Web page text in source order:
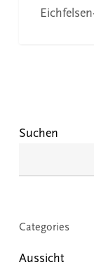
Suchen
Categories
Aussicht